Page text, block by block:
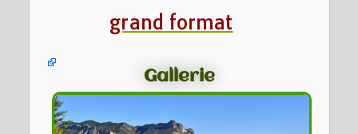
grand format
Gallerie